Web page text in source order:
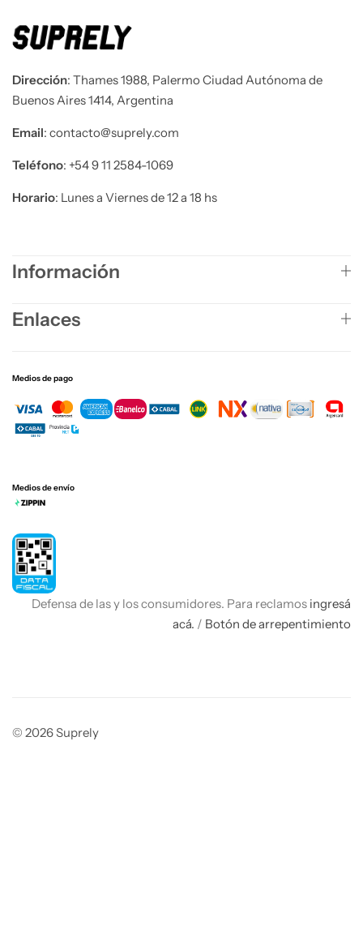
Dirección: Thames 1988, Palermo Ciudad Autónoma de
Buenos Aires 1414, Argentina
Email: contacto@suprely.com
Teléfono​: +54 9 11 2584-1069
Horario: Lunes a Viernes de 12 a 18 hs
Información
Enlaces
Medios de pago
Medios de envío
Defensa de las y los consumidores. Para reclamos ingresá
acá. / Botón de arrepentimiento
© 2026 Suprely